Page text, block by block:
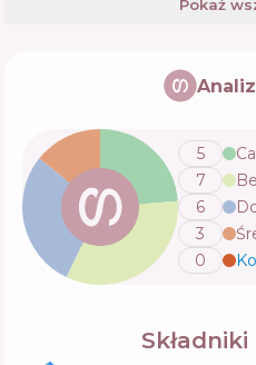
Kerastase
Aktywne
TIGI Small Talk
Skład
Aktywne
Funkcje
L'Oreal Paris
Repair Pre
Pokaż
5
7
6
3
0